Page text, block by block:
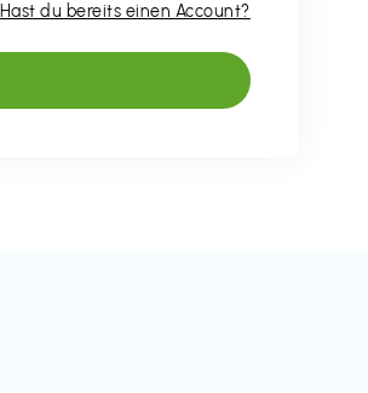
Hast du bereits einen Account?